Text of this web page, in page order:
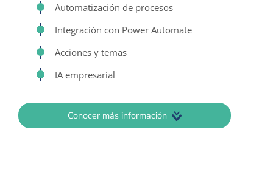
Automatización de procesos
Integración con Power Automate
Acciones y temas
IA empresarial
Conocer más información